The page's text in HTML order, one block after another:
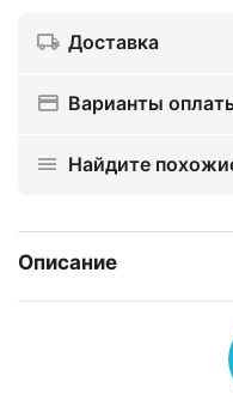
Доставка
Варианты
Найдите
Описание